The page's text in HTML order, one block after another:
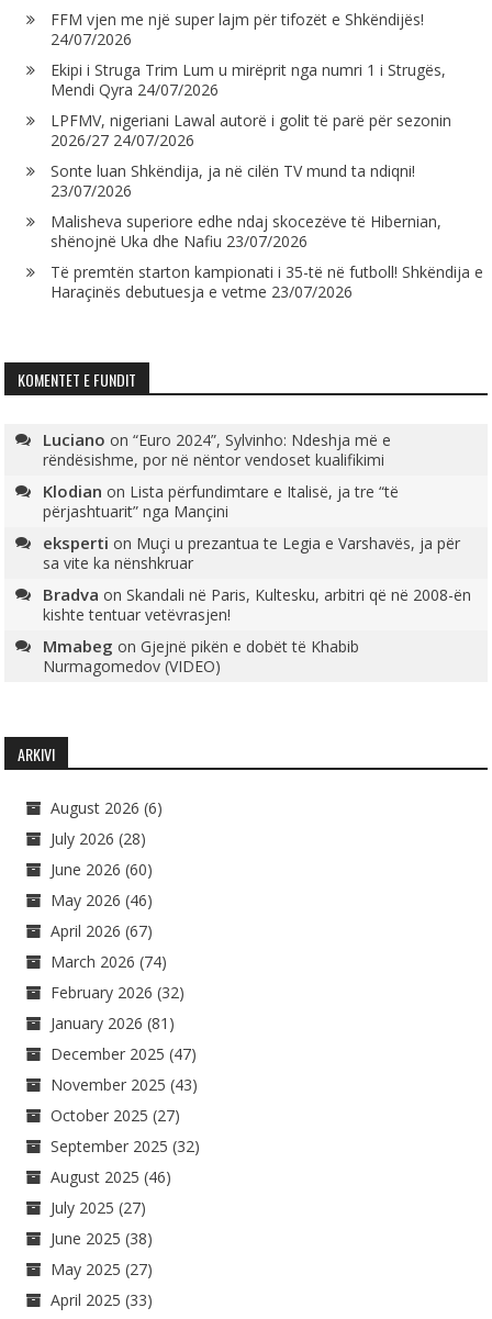
FFM vjen me një super lajm për tifozët e Shkëndijës!
24/07/2026
Ekipi i Struga Trim Lum u mirëprit nga numri 1 i Strugës,
Mendi Qyra 24/07/2026
LPFMV, nigeriani Lawal autorë i golit të parë për sezonin
2026/27 24/07/2026
Sonte luan Shkëndija, ja në cilën TV mund ta ndiqni!
23/07/2026
Malisheva superiore edhe ndaj skocezëve të Hibernian,
shënojnë Uka dhe Nafiu 23/07/2026
Të premtën starton kampionati i 35-të në futboll! Shkëndija e
Haraçinës debutuesja e vetme 23/07/2026
KOMENTET E FUNDIT
Luciano on“Euro 2024”, Sylvinho: Ndeshja më e
rëndësishme, por në nëntor vendoset kualifikimi
Klodian on Lista përfundimtare e Italisë, ja tre “të
përjashtuarit” nga Mançini
eksperti on Muçi u prezantua te Legia e Varshavës, ja për
sa vite ka nënshkruar
Bradva onSkandali në Paris, Kultesku, arbitri që në 2008-ën
kishte tentuar vetëvrasjen!
Mmabeg onGjejnë pikën e dobët të Khabib
Nurmagomedov (VIDEO)
ARKIVI
August 2026 (6)
July 2026 (28)
June 2026 (60)
May 2026 (46)
April 2026 (67)
March 2026 (74)
February 2026 (32)
January 2026 (81)
December 2025 (47)
November 2025 (43)
October 2025 (27)
September 2025 (32)
August 2025 (46)
July 2025 (27)
June 2025 (38)
May 2025 (27)
April 2025 (33)